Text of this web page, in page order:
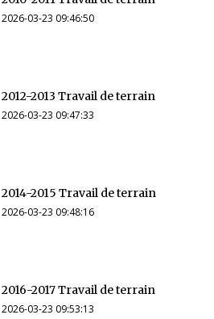
2026-03-23 09:46:50
2012-2013 Travail de terrain
2026-03-23 09:47:33
2014-2015 Travail de terrain
2026-03-23 09:48:16
2016-2017 Travail de terrain
2026-03-23 09:53:13